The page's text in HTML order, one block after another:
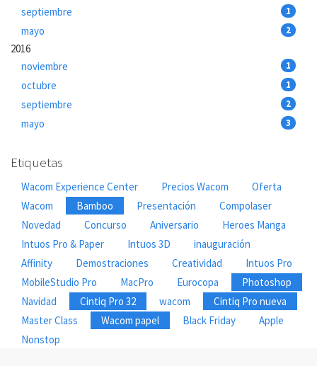
septiembre 1
mayo 2
2016
noviembre
1
octubre 1
septiembre 2
mayo 3
Etiquetas
Wacom Experience Center Precios Wacom
Oferta
Wacom
Bamboo Presentación
Compolaser
Novedad
Concurso Aniversario
Heroes Manga
Intuos Pro & Paper
Intuos 3D
inauguración
Affinity
Demostraciones Creatividad
Intuos Pro
MobileStudio Pro
MacPro Eurocopa
Photoshop
Navidad
Cintiq Pro 32 wacom
Cintiq Pro nueva
Master Class
Wacom papel Black Friday
Apple
Nonstop